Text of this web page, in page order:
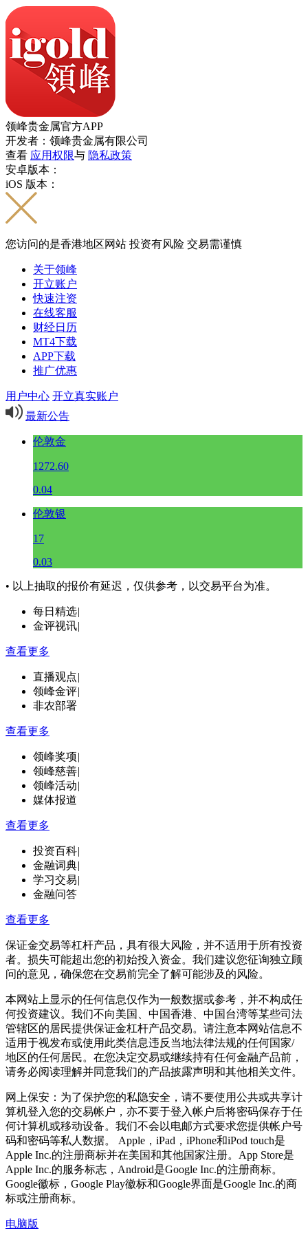
领峰贵金属官方APP
开发者：领峰贵金属有限公司
查看 应用权限与 隐私政策
安卓版本：
iOS 版本：
您访问的是香港地区网站 投资有风险 交易需谨慎
关于领峰
开立账户
快速注资
在线客服
财经日历
MT4下载
APP下载
推广优惠
用户中心 开立真实账户
最新公告
伦敦金
1272.60
0.04
伦敦银
17
0.03
• 以上抽取的报价有延迟，仅供参考，以交易平台为准。
每日精选|
金评视讯|
查看更多
直播观点|
领峰金评|
非农部署
查看更多
领峰奖项|
领峰慈善|
领峰活动|
媒体报道
查看更多
投资百科|
金融词典|
学习交易|
金融问答
查看更多
保证金交易等杠杆产品，具有很大风险，并不适用于所有投资
者。损失可能超出您的初始投入资金。我们建议您征询独立顾
问的意见，确保您在交易前完全了解可能涉及的风险。
本网站上显示的任何信息仅作为一般数据或参考，并不构成任
何投资建议。我们不向美国、中国香港、中国台湾等某些司法
管辖区的居民提供保证金杠杆产品交易。请注意本网站信息不
适用于视发布或使用此类信息违反当地法律法规的任何国家/
地区的任何居民。在您决定交易或继续持有任何金融产品前，
请务必阅读理解并同意我们的产品披露声明和其他相关文件。
网上保安：为了保护您的私隐安全，请不要使用公共或共享计
算机登入您的交易帐户，亦不要于登入帐户后将密码保存于任
何计算机或移动设备。我们不会以电邮方式要求您提供帐户号
码和密码等私人数据。 Apple，iPad，iPhone和iPod touch是
Apple Inc.的注册商标并在美国和其他国家注册。App Store是
Apple Inc.的服务标志，Android是Google Inc.的注册商标。
Google徽标，Google Play徽标和Google界面是Google Inc.的商
标或注册商标。
电脑版